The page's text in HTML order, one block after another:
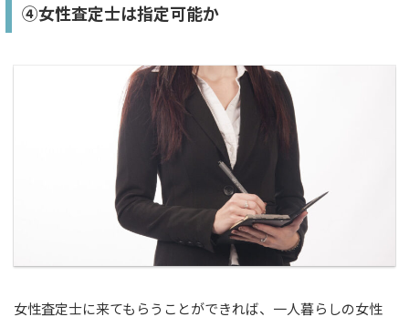
④女性査定士は指定可能か
女性査定士に来てもらうことができれば、一人暮らしの女性